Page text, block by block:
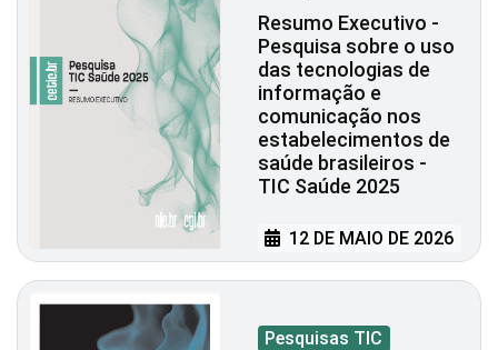
Resumo Executivo -
Pesquisa sobre o uso
das tecnologias de
informação e
comunicação nos
estabelecimentos de
saúde brasileiros -
TIC Saúde 2025
12 DE MAIO DE 2026
Pesquisas TIC